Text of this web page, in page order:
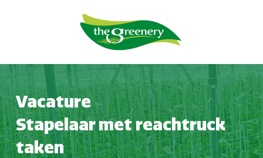
Vacature
Stapelaar met reachtruck
taken